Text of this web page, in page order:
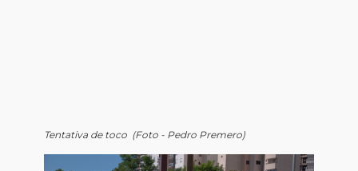
Tentativa de toco (Foto - Pedro Premero)